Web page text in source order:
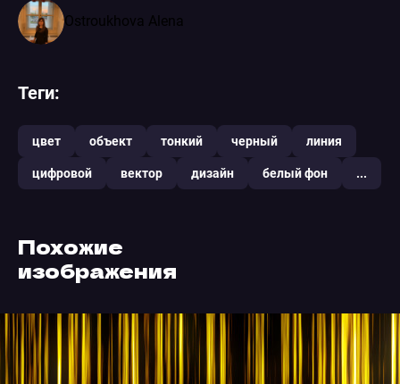
Ostroukhova Alena
Теги:
цвет объект тонкий черный линия
цифровой вектор дизайн белый фон ...
Похожие
изображения